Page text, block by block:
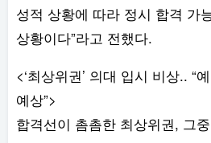
성적 상황에 따라 정시 합격 가
상황이다”라고 전했다.
<‘최상위권’ 의대 입시 비상.. “
예상”>
합격선이 촘촘한 최상위권, 그